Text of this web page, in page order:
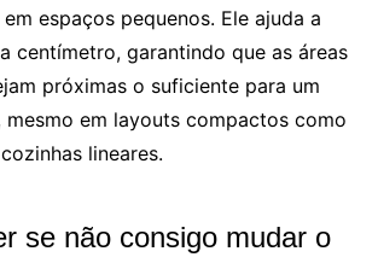
espaços pequenos. Ele ajuda a
centímetro, garantindo que as áreas
próximas o suficiente para um
em layouts compactos como
lineares.
se não consigo mudar o